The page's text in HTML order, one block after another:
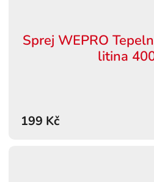
Sprej WEPRO
litina
199 Kč